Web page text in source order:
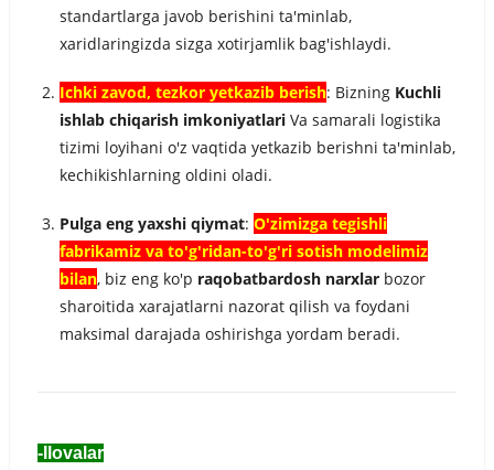
standartlarga javob berishini ta'minlab,
xaridlaringizda sizga xotirjamlik bag'ishlaydi.
Ichki zavod, tezkor yetkazib berish: Bizning Kuchli
ishlab chiqarish imkoniyatlariVa samarali logistika
tizimi loyihani o'z vaqtida yetkazib berishni ta'minlab,
kechikishlarning oldini oladi.
Pulga eng yaxshi qiymat: O'zimizga tegishli
fabrikamiz va to'g'ridan-to'g'ri sotish modelimiz
bilan, biz eng ko'p raqobatbardosh narxlarbozor
sharoitida xarajatlarni nazorat qilish va foydani
maksimal darajada oshirishga yordam beradi.
-Ilovalar